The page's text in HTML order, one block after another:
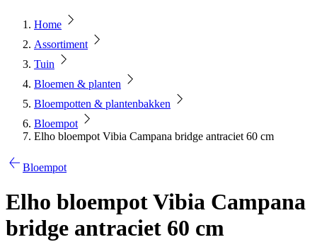
Home
Assortiment
Tuin
Bloemen & planten
Bloempotten & plantenbakken
Bloempot
Elho bloempot Vibia Campana bridge antraciet 60 cm
Bloempot
Elho bloempot Vibia Campana
bridge antraciet 60 cm